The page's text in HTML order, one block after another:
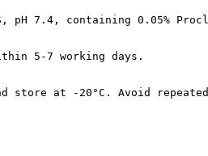
pH 7.4, containing 0.05%
5-7 working days.
store at -20°C. Avoid